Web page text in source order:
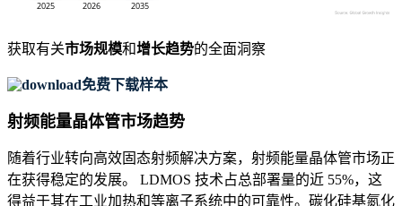
获取有关市场规模和增长趋势的全面洞察
免费下载样本
射频能量晶体管市场趋势
随着行业转向高效固态射频解决方案，射频能量晶体管市场正
在获得稳定的发展。 LDMOS 技术占总部署量的近 55%，这
得益于其在工业加热和等离子系统中的可靠性。碳化硅基氮化